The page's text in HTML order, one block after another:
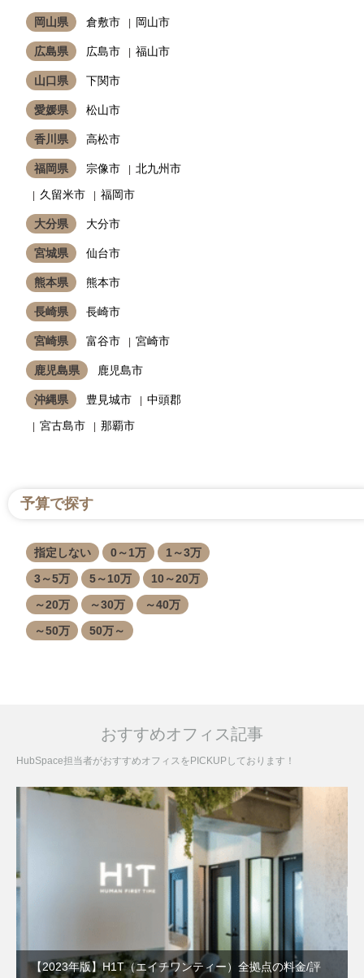
岡山県 倉敷市 岡山市
広島県 広島市 福山市
山口県 下関市
愛媛県 松山市
香川県 高松市
福岡県 宗像市
北九州市
久留米市
福岡市
大分県 大分市
宮城県 仙台市
熊本県 熊本市
長崎県 長崎市
宮崎県 富谷市 宮崎市
鹿児島県 鹿児島市
沖縄県 豊見城市
中頭郡
宮古島市
那覇市
予算で探す
指定しない 0～1万
1～3万
3～5万
5～10万
10～20万
～20万
～30万
～40万
～50万
50万～
おすすめオフィス記事
HubSpace担当者がおすすめオフィスをPICKUPしております！
【2023年版】H1T（エイチワンティー）全拠点の料金/評